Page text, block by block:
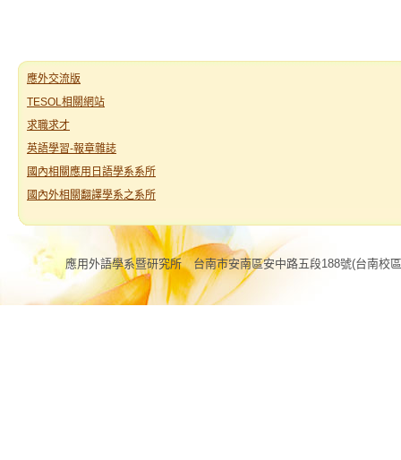
應外交流版
TESOL相關網站
求職求才
英語學習-報章雜誌
國內相關應用日語學系系所
國內外相關翻譯學系之系所
應用外語學系暨研究所 台南市安南區安中路五段188號(台南